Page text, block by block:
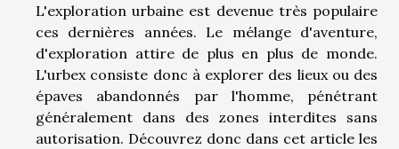
L'exploration urbaine est devenue très populaire
ces dernières années. Le mélange d'aventure,
d'exploration attire de plus en plus de monde.
L'urbex consiste donc à explorer des lieux ou des
épaves abandonnés par l'homme, pénétrant
généralement dans des zones interdites sans
autorisation. Découvrez donc dans cet article les